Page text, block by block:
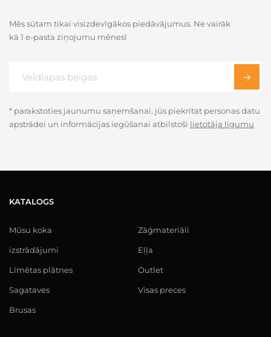
Mēs sūtam tikai visizdevīgākos piedāvājumus. Ne vairāk
kā 1 e-pasta ziņojumu mēnesī
* parakstoties jaunumu saņemšanai, jūs piekrītat personas datu
apstrādei un informācijas iegūšanai atbilstoši lietotāja līgumu
KATALOGS
Mūsu koka
izstrādājumi
Līmētas plātnes
Sagataves
Brusas
Zāģmateriāli
Eļļa
Outlet
Visas preces